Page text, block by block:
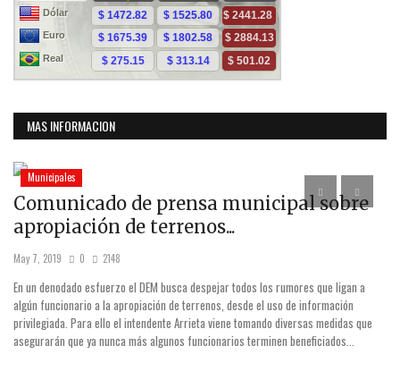
MAS INFORMACION
Municipales
Comunicado de prensa municipal sobre
apropiación de terrenos...
May 7, 2019 0 2148
En un denodado esfuerzo el DEM busca despejar todos los rumores que ligan a
algún funcionario a la apropiación de terrenos, desde el uso de información
privilegiada. Para ello el intendente Arrieta viene tomando diversas medidas que
asegurarán que ya nunca más algunos funcionarios terminen beneficiados...